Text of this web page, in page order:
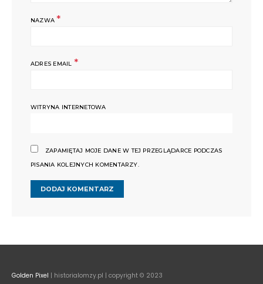
NAZWA *
ADRES EMAIL *
WITRYNA INTERNETOWA
ZAPAMIĘTAJ MOJE DANE W TEJ PRZEGLĄDARCE PODCZAS
PISANIA KOLEJNYCH KOMENTARZY.
Golden Pixel | historialomzy.pl | copyright © 2023